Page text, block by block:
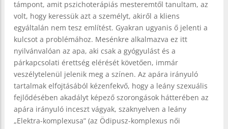
támpont, amit pszichoterápiás mesteremtől tanultam, az
volt, hogy keressük azt a személyt, akiről a kliens
egyáltalán nem tesz említést. Gyakran ugyanis ő jelenti a
kulcsot a problémához. Mesénkre alkalmazva ez itt
nyilvánvalóan az apa, aki csak a gyógyulást és a
párkapcsolati érettség elérését követően, immár
veszélytelenül jelenik meg a színen. Az apára irányuló
tartalmak elfojtásából kézenfekvő, hogy a leány szexuális
fejlődésében akadályt képező szorongások hátterében az
apára irányuló inceszt vágyak, szaknyelven a leány
„Elektra-komplexusa” (az Ödipusz-komplexus női